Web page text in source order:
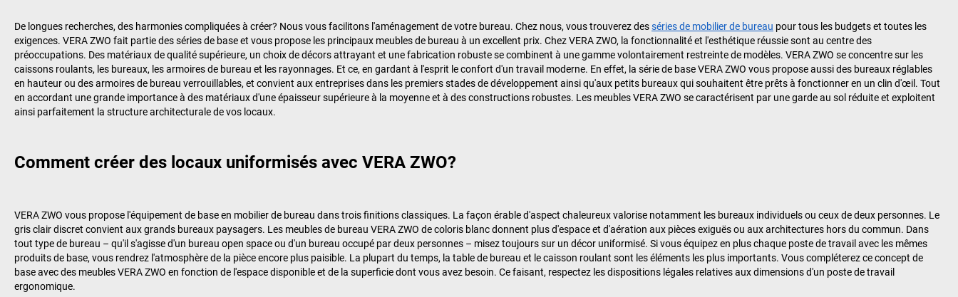
De longues recherches, des harmonies compliquées à créer? Nous vous facilitons l'aménagement de votre bureau. Chez nous, vous trouverez desséries de mobilier de bureau pour tous les budgets et toutes les
exigences. VERA ZWO fait partie des séries de base et vous propose les principaux meubles de bureau à un excellent prix. Chez VERA ZWO, la fonctionnalité et l'esthétique réussie sont au centre des
préoccupations. Des matériaux de qualité supérieure, un choix de décors attrayant et une fabrication robuste se combinent à une gamme volontairement restreinte de modèles. VERA ZWO se concentre sur les
caissons roulants, les bureaux, les armoires de bureau et les rayonnages. Et ce, en gardant à l'esprit le confort d'un travail moderne. En effet, la série de base VERA ZWO vous propose aussi des bureaux réglables
en hauteur ou des armoires de bureau verrouillables, et convient aux entreprises dans les premiers stades de développement ainsi qu'aux petits bureaux qui souhaitent être prêts à fonctionner en un clin d'œil. Tout
en accordant une grande importance à des matériaux d'une épaisseur supérieure à la moyenne et à des constructions robustes. Les meubles VERA ZWO se caractérisent par une garde au sol réduite et exploitent
ainsi parfaitement la structure architecturale de vos locaux.
Comment créer des locaux uniformisés avec VERA ZWO?
VERA ZWO vous propose l'équipement de base en mobilier de bureau dans trois finitions classiques. La façon érable d'aspect chaleureux valorise notamment les bureaux individuels ou ceux de deux personnes. Le
gris clair discret convient aux grands bureaux paysagers. Les meubles de bureau VERA ZWO de coloris blanc donnent plus d'espace et d'aération aux pièces exiguës ou aux architectures hors du commun. Dans
tout type de bureau – qu'il s'agisse d'un bureau open space ou d'un bureau occupé par deux personnes – misez toujours sur un décor uniformisé. Si vous équipez en plus chaque poste de travail avec les mêmes
produits de base, vous rendrez l'atmosphère de la pièce encore plus paisible. La plupart du temps, la table de bureau et le caisson roulant sont les éléments les plus importants. Vous compléterez ce concept de
base avec des meubles VERA ZWO en fonction de l'espace disponible et de la superficie dont vous avez besoin. Ce faisant, respectez les dispositions légales relatives aux dimensions d'un poste de travail
ergonomique.